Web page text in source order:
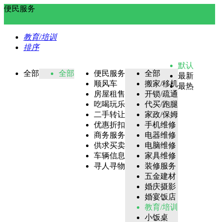
便民服务
教育/培训
排序
全部 全部
便民服务
顺风车
房屋租售
吃喝玩乐
二手转让
优惠折扣
商务服务
供求买卖
车辆信息
寻人寻物
全部
搬家/移机
开锁/疏通
代买/跑腿
家政/保姆
手机维修
电器维修
电脑维修
家具维修
装修服务
五金建材
婚庆摄影
婚宴饭店
教育/培训
小饭桌
默认
最新
最热